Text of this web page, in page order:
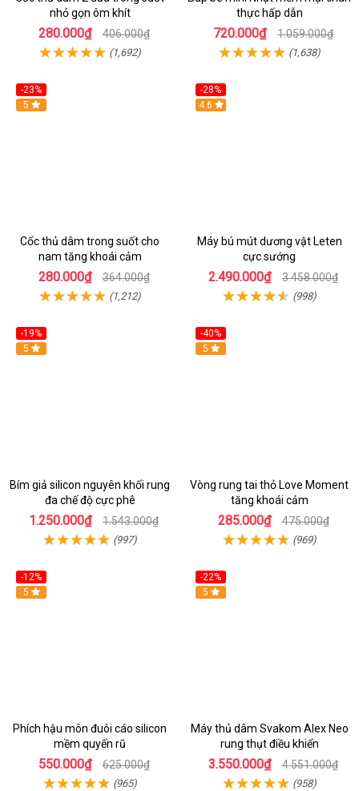
nhỏ gọn ôm khít
280.000₫ 406.000₫
(1,692)
thực hấp dẫn
720.000₫ 1.059.000₫
(1,638)
-23%
Hot
5
Cốc thủ dâm trong suốt cho
nam tăng khoái cảm
280.000₫ 364.000₫
(1,212)
-28%
Hot
4.6
Máy bú mút dương vật Leten
cực sướng
2.490.000₫ 3.458.000₫
(998)
-19%
Hot
5
Bím giả silicon nguyên khối rung
đa chế độ cực phê
1.250.000₫ 1.543.000₫
(997)
-40%
5
Vòng rung tai thỏ Love Moment
tăng khoái cảm
285.000₫ 475.000₫
(969)
-12%
Hot
5
Phích hậu môn đuôi cáo silicon
mềm quyến rũ
550.000₫ 625.000₫
(965)
-22%
5
Máy thủ dâm Svakom Alex Neo
rung thụt điều khiển
3.550.000₫ 4.551.000₫
(958)